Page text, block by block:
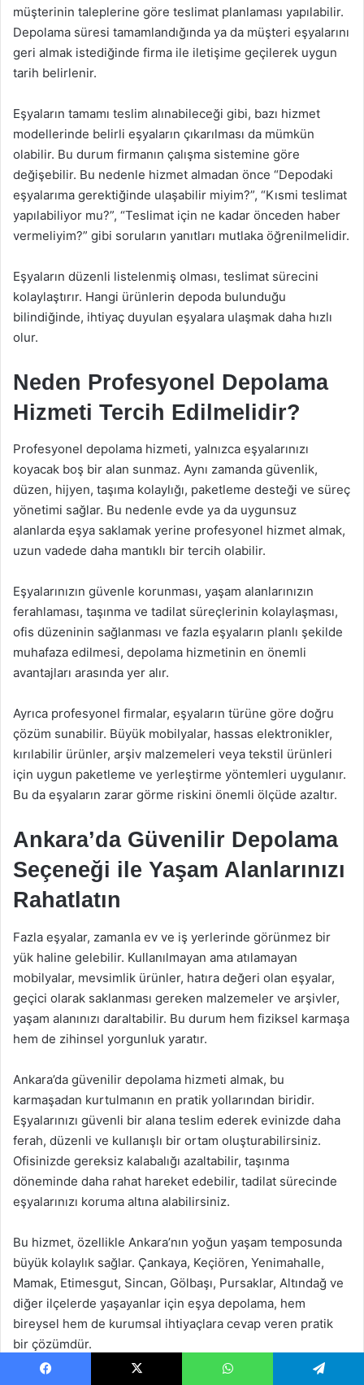
müşterinin taleplerine göre teslimat planlaması yapılabilir.
Depolama süresi tamamlandığında ya da müşteri eşyalarını
geri almak istediğinde firma ile iletişime geçilerek uygun
tarih belirlenir.
Eşyaların tamamı teslim alınabileceği gibi, bazı hizmet
modellerinde belirli eşyaların çıkarılması da mümkün
olabilir. Bu durum firmanın çalışma sistemine göre
değişebilir. Bu nedenle hizmet almadan önce “Depodaki
eşyalarıma gerektiğinde ulaşabilir miyim?”, “Kısmi teslimat
yapılabiliyor mu?”, “Teslimat için ne kadar önceden haber
vermeliyim?” gibi soruların yanıtları mutlaka öğrenilmelidir.
Eşyaların düzenli listelenmiş olması, teslimat sürecini
kolaylaştırır. Hangi ürünlerin depoda bulunduğu
bilindiğinde, ihtiyaç duyulan eşyalara ulaşmak daha hızlı
olur.
Neden Profesyonel Depolama
Hizmeti Tercih Edilmelidir?
Profesyonel depolama hizmeti, yalnızca eşyalarınızı
koyacak boş bir alan sunmaz. Aynı zamanda güvenlik,
düzen, hijyen, taşıma kolaylığı, paketleme desteği ve süreç
yönetimi sağlar. Bu nedenle evde ya da uygunsuz
alanlarda eşya saklamak yerine profesyonel hizmet almak,
uzun vadede daha mantıklı bir tercih olabilir.
Eşyalarınızın güvenle korunması, yaşam alanlarınızın
ferahlaması, taşınma ve tadilat süreçlerinin kolaylaşması,
ofis düzeninin sağlanması ve fazla eşyaların planlı şekilde
muhafaza edilmesi, depolama hizmetinin en önemli
avantajları arasında yer alır.
Ayrıca profesyonel firmalar, eşyaların türüne göre doğru
çözüm sunabilir. Büyük mobilyalar, hassas elektronikler,
kırılabilir ürünler, arşiv malzemeleri veya tekstil ürünleri
için uygun paketleme ve yerleştirme yöntemleri uygulanır.
Bu da eşyaların zarar görme riskini önemli ölçüde azaltır.
Ankara’da Güvenilir Depolama
Seçeneği ile Yaşam Alanlarınızı
Rahatlatın
Fazla eşyalar, zamanla ev ve iş yerlerinde görünmez bir
yük haline gelebilir. Kullanılmayan ama atılamayan
mobilyalar, mevsimlik ürünler, hatıra değeri olan eşyalar,
geçici olarak saklanması gereken malzemeler ve arşivler,
yaşam alanınızı daraltabilir. Bu durum hem fiziksel karmaşa
hem de zihinsel yorgunluk yaratır.
Ankara’da güvenilir depolama hizmeti almak, bu
karmaşadan kurtulmanın en pratik yollarından biridir.
Eşyalarınızı güvenli bir alana teslim ederek evinizde daha
ferah, düzenli ve kullanışlı bir ortam oluşturabilirsiniz.
Ofisinizde gereksiz kalabalığı azaltabilir, taşınma
döneminde daha rahat hareket edebilir, tadilat sürecinde
eşyalarınızı koruma altına alabilirsiniz.
Bu hizmet, özellikle Ankara’nın yoğun yaşam temposunda
büyük kolaylık sağlar. Çankaya, Keçiören, Yenimahalle,
Mamak, Etimesgut, Sincan, Gölbaşı, Pursaklar, Altındağ ve
diğer ilçelerde yaşayanlar için eşya depolama, hem
bireysel hem de kurumsal ihtiyaçlara cevap veren pratik
bir çözümdür.